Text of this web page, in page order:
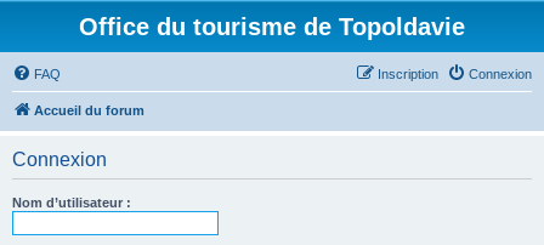
Office du tourisme de Topoldavie
FAQ Connexion
Inscription
Accueil du forum
Connexion
Nom d’utilisateur :